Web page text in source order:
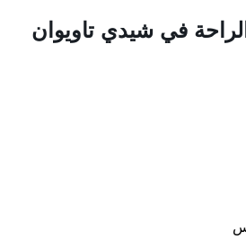
في شيدي تاويوان